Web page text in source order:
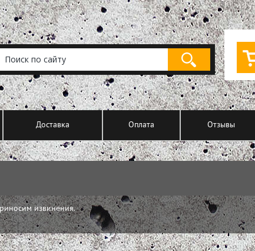
Доставка Оплата Отзывы
извинения.